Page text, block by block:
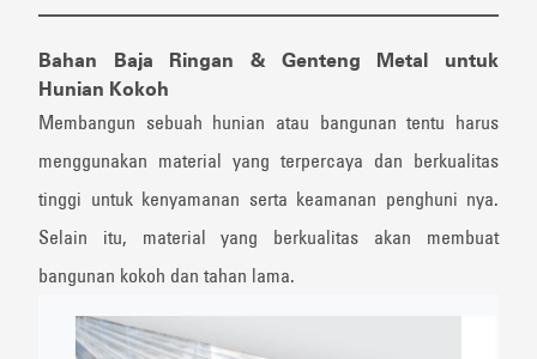
Bahan Baja Ringan & Genteng Metal untuk
Hunian Kokoh
Membangun sebuah hunian atau bangunan tentu harus
menggunakan material yang terpercaya dan berkualitas
tinggi untuk kenyamanan serta keamanan penghuni nya.
Selain itu, material yang berkualitas akan membuat
bangunan kokoh dan tahan lama.